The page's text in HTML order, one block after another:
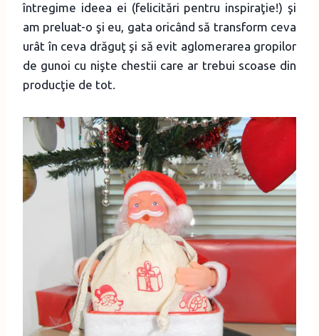
întregime ideea ei (felicitări pentru inspiraţie!) şi
am preluat-o şi eu, gata oricând să transform ceva
urât în ceva drăguţ şi să evit aglomerarea gropilor
de gunoi cu nişte chestii care ar trebui scoase din
producţie de tot.